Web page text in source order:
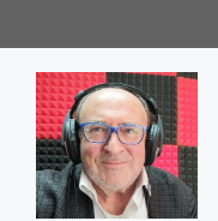
al
contenuto